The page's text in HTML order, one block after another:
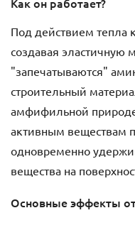
Как он работает?
Под действием тепла
создавая эластичную
"запечатываются"
строительный
амфифильной
активным веществам
одновременно
вещества на
Основные эффекты